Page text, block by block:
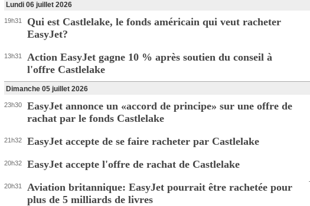
Lundi 06 juillet 2026
19h31
Qui est Castlelake, le fonds américain qui veut racheter
EasyJet?
13h31
Action EasyJet gagne 10 % après soutien du conseil à
l'offre Castlelake
Dimanche 05 juillet 2026
23h30
EasyJet annonce un «accord de principe» sur une offre de
rachat par le fonds Castlelake
21h32 EasyJet accepte de se faire racheter par Castlelake
20h32 EasyJet accepte l'offre de rachat de Castlelake
20h31
Aviation britannique: EasyJet pourrait être rachetée pour
plus de 5 milliards de livres